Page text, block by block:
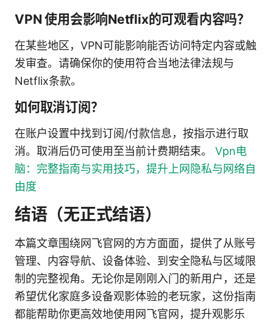
VPN 使用会影响Netflix的可观看内容吗？
在某些地区，VPN可能影响能否访问特定内容或触
发审查。请确保你的使用符合当地法律法规与
Netflix条款。
如何取消订阅？
在账户设置中找到订阅/付款信息，按指示进行取
消。取消后仍可使用至当前计费期结束。 Vpn电
脑：完整指南与实用技巧，提升上网隐私与网络自
由度
结语（无正式结语）
本篇文章围绕网飞官网的方方面面，提供了从账号
管理、内容导航、设备体验、到安全隐私与区域限
制的完整视角。无论你是刚刚入门的新用户，还是
希望优化家庭多设备观影体验的老玩家，这份指南
都能帮助你更高效地使用网飞官网，提升观影乐